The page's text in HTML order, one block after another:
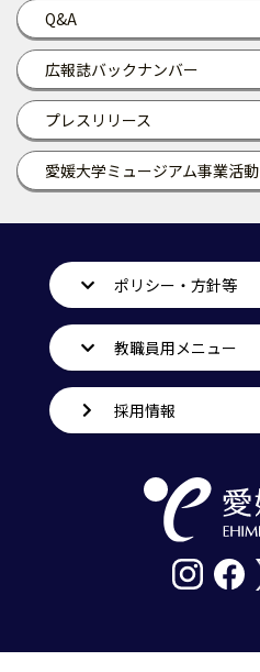
Q&A
広報誌バックナンバー
プレスリリース
愛媛大学ミュージアム事業活動
ポリシー・方針等
教職員用メニュー
採用情報